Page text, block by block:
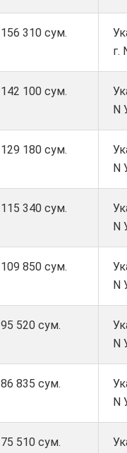
156 310 сум.
г.
142 100 сум.
N
129 180 сум.
N
115 340 сум.
N
109 850 сум.
N
95 520 сум.
N
86 835 сум.
N
75 510 сум.